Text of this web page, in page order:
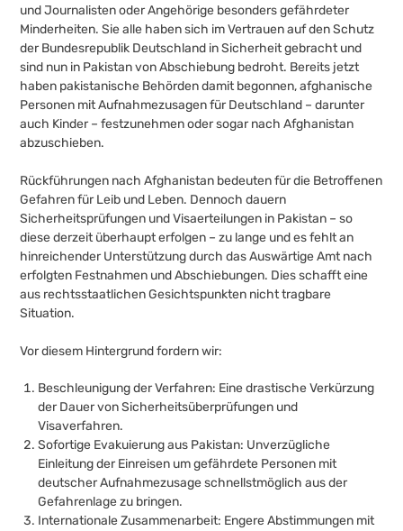
und Journalisten oder Angehörige besonders gefährdeter
Minderheiten. Sie alle haben sich im Vertrauen auf den Schutz
der Bundesrepublik Deutschland in Sicherheit gebracht und
sind nun in Pakistan von Abschiebung bedroht. Bereits jetzt
haben pakistanische Behörden damit begonnen, afghanische
Personen mit Aufnahmezusagen für Deutschland – darunter
auch Kinder – festzunehmen oder sogar nach Afghanistan
abzuschieben.
Rückführungen nach Afghanistan bedeuten für die Betroffenen
Gefahren für Leib und Leben. Dennoch dauern
Sicherheitsprüfungen und Visaerteilungen in Pakistan – so
diese derzeit überhaupt erfolgen – zu lange und es fehlt an
hinreichender Unterstützung durch das Auswärtige Amt nach
erfolgten Festnahmen und Abschiebungen. Dies schafft eine
aus rechtsstaatlichen Gesichtspunkten nicht tragbare
Situation.
Vor diesem Hintergrund fordern wir:
Beschleunigung der Verfahren: Eine drastische Verkürzung
der Dauer von Sicherheitsüberprüfungen und
Visaverfahren.
Sofortige Evakuierung aus Pakistan: Unverzügliche
Einleitung der Einreisen um gefährdete Personen mit
deutscher Aufnahmezusage schnellstmöglich aus der
Gefahrenlage zu bringen.
Internationale Zusammenarbeit: Engere Abstimmungen mit